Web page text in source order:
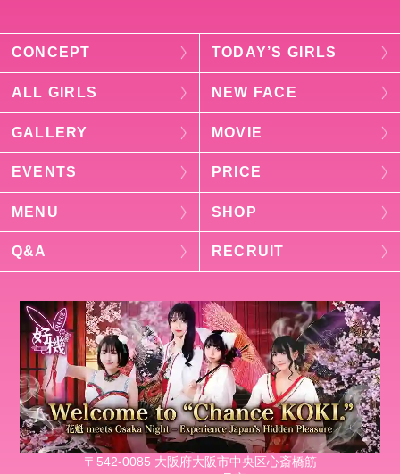
CONCEPT TODAY’S GIRLS
ALL GIRLS NEW FACE
GALLERY MOVIE
EVENTS PRICE
MENU SHOP
Q&A RECRUIT
〒542-0085 大阪府大阪市中央区心斎橋筋